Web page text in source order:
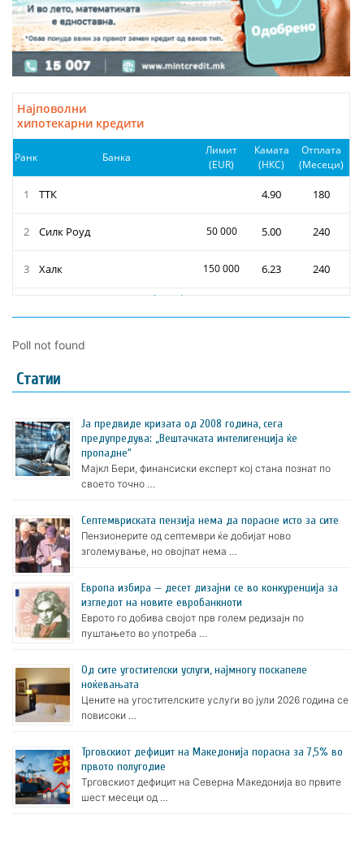
Poll not found
Статии
Ја предвиде кризата од 2008 година, сега
предупредува: „Вештачката интелигенција ќе
пропадне“
Мајкл Бери, финансиски експерт кој стана познат по
своето точно …
Септемвриската пензија нема да порасне исто за сите
Пензионерите од септември ќе добијат ново
зголемување, но овојпат нема …
Европа избира — десет дизајни се во конкуренција за
изгледот на новите евробанкноти
Еврото го добива својот прв голем редизајн по
пуштањето во употреба …
Oд сите угостителски услуги, најмногу поскапеле
ноќевањата
Цените на угостителските услуги во јули 2026 година се
повисоки …
Трговскиот дефицит на Македонија порасна за 7,5% во
првото полугодие
Трговскиот дефицит на Северна Македонија во првите
шест месеци од …